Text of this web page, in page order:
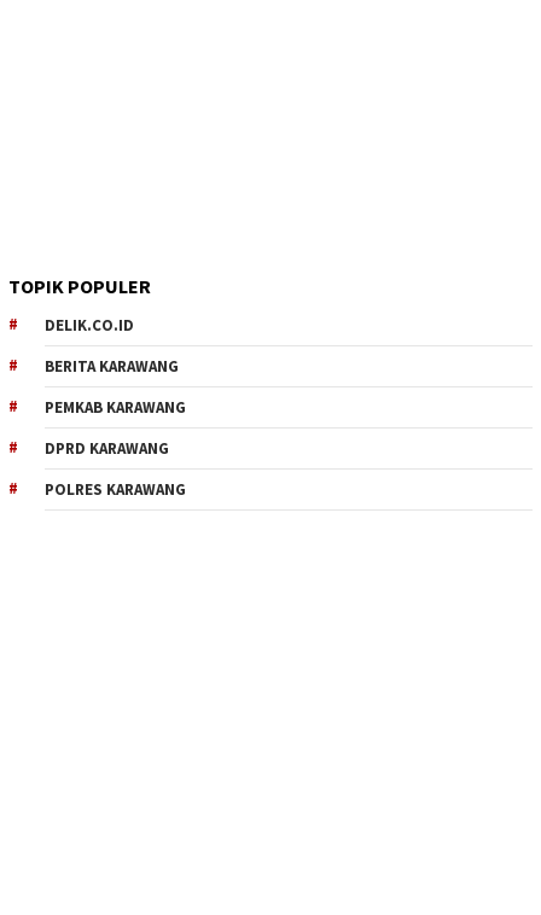
TOPIK POPULER
DELIK.CO.ID
BERITA KARAWANG
PEMKAB KARAWANG
DPRD KARAWANG
POLRES KARAWANG